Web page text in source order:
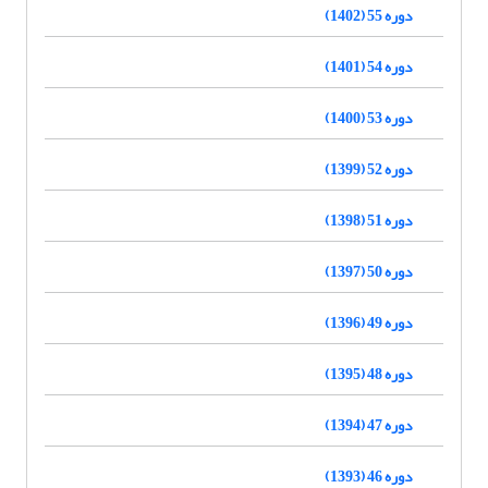
دوره 55 (1402)
دوره 54 (1401)
دوره 53 (1400)
دوره 52 (1399)
دوره 51 (1398)
دوره 50 (1397)
دوره 49 (1396)
دوره 48 (1395)
دوره 47 (1394)
دوره 46 (1393)